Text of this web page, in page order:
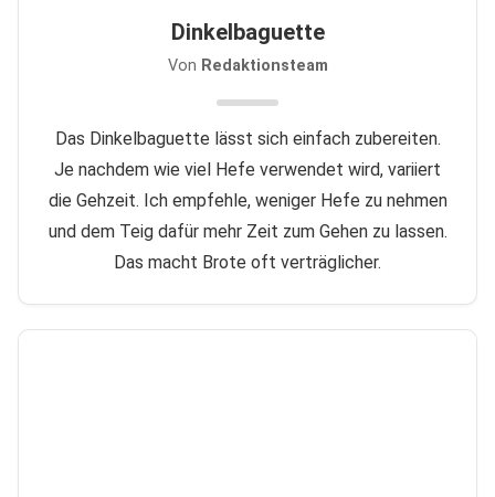
Dinkelbaguette
Von Redaktionsteam
Das Dinkelbaguette lässt sich einfach zubereiten.
Je nachdem wie viel Hefe verwendet wird, variiert
die Gehzeit. Ich empfehle, weniger Hefe zu nehmen
und dem Teig dafür mehr Zeit zum Gehen zu lassen.
Das macht Brote oft verträglicher.